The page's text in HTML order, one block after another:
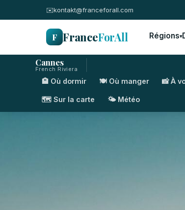
✉️kontakt@franceforall.com
F FranceForAll Régions▾
Cannes
French Riviera
🏨 Où dormir 🍽️ Où manger 📸 À
🗺️ Sur la carte 🌤️ Météo